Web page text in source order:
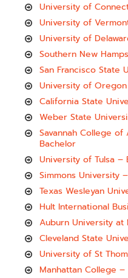
University of
University of
University of
Southern New
San Francisco State
University of
California State
Weber State
Savannah College
Bachelor
University of Tulsa –
Simmons University
Texas Wesleyan
Hult International
Auburn University
Cleveland State
University of St
Manhattan College